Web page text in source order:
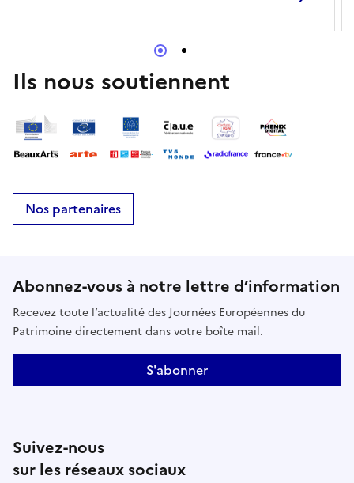
Ils nous soutiennent
Nos partenaires
Abonnez-vous à notre lettre d’information
Recevez toute l’actualité des Journées Européennes du
Patrimoine directement dans votre boîte mail.
S'abonner
Suivez-nous
sur les réseaux sociaux